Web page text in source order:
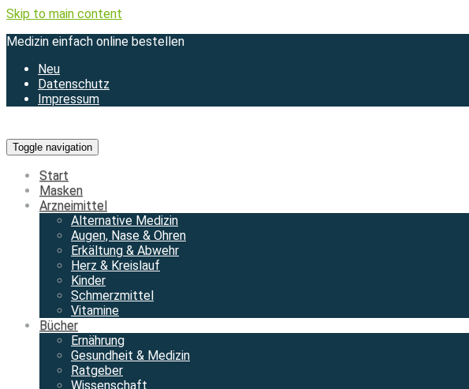
Skip to main content
Medizin einfach online bestellen
Neu
Datenschutz
Impressum
Start
Masken
Arzneimittel
Alternative Medizin
Augen, Nase & Ohren
Erkältung & Abwehr
Herz & Kreislauf
Kinder
Schmerzmittel
Vitamine
Bücher
Ernährung
Gesundheit & Medizin
Ratgeber
Wissenschaft
Tierbedarf